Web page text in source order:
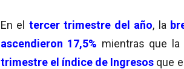
En el tercer trimestre del año, la
ascendieron 17,5% mientras que la
trimestre el índice de Ingresos que